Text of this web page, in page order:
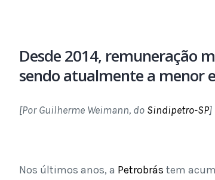
Desde 2014, remuneração
sendo atualmente a menor
[Por Guilherme Weimann, do Sindipetro-SP]
Nos últimos anos, a Petrobrás tem